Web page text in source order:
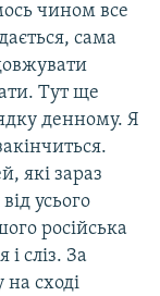
чином все
сама
Тут ще
денному. Я
які зараз
усього
російська
сліз. За
сході